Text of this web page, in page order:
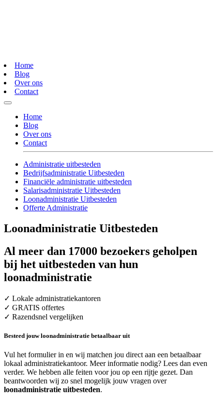
Home
Blog
Over ons
Contact
Home
Blog
Over ons
Contact
Administratie uitbesteden
Bedrijfsadministratie Uitbesteden
Financiële administratie uitbesteden
Salarisadministratie Uitbesteden
Loonadministratie Uitbesteden
Offerte Administratie
Loonadministratie Uitbesteden
Al meer dan 17000 bezoekers geholpen
bij het uitbesteden van hun
loonadministratie
✓ Lokale administratiekantoren
✓ GRATIS offertes
✓ Razendsnel vergelijken
Besteed jouw loonadministratie betaalbaar uit
Vul het formulier in en wij matchen jou direct aan een betaalbaar
lokaal administratiekantoor. Meer informatie nodig? Lees dan even
verder. We hebben alle feiten voor jou op een rijtje gezet. Dan
beantwoorden wij zo snel mogelijk jouw vragen over
loonadministratie uitbesteden.